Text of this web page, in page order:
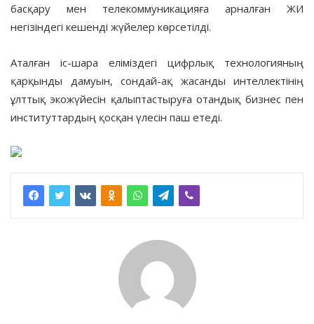
басқару мен телекоммуникацияға арналған ЖИ
негізіндегі кешенді жүйелер көрсетілді.
Аталған іс-шара еліміздегі цифрлық технологияның
қарқынды дамуын, сондай-ақ жасанды интеллектінің
ұлттық экожүйесін қалыптастыруға отандық бизнес пен
институттардың қосқан үлесін паш етеді.